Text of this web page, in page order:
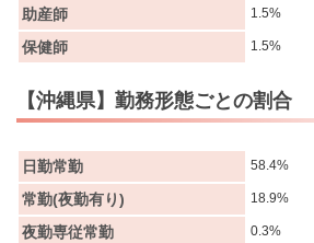
助産師 1.5%
保健師 1.5%
【沖縄県】勤務形態ごとの割合
日勤常勤 58.4%
常勤(夜勤有り) 18.9%
夜勤専従常勤 0.3%